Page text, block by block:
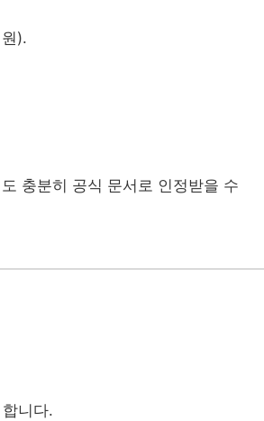
).
충분히 공식 문서로 인정받을 수
니다.